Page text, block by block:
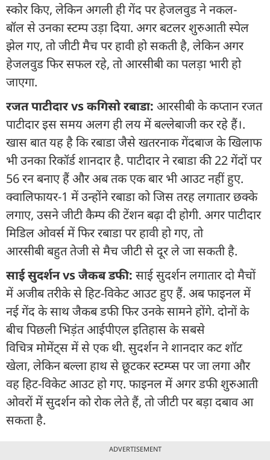
स्कोर किए, लेकिन अगली ही गेंद पर हेजलवुड ने नकल-
बॉल से उनका स्टम्प उड़ा दिया. अगर बटलर शुरुआती स्पेल
झेल गए, तो जीटी मैच पर हावी हो सकती है, लेकिन अगर
हेजलवुड फिर सफल रहे, तो आरसीबी का पलड़ा भारी हो
जाएगा.
रजत पाटीदार vs कगिसो रबाडा: आरसीबी के कप्तान रजत
पाटीदार इस समय अलग ही लय में बल्लेबाजी कर रहे हैं।.
खास बात यह है कि रबाडा जैसे खतरनाक गेंदबाज के खिलाफ
भी उनका रिकॉर्ड शानदार है. पाटीदार ने रबाडा की 22 गेंदों पर
56 रन बनाए हैं और अब तक एक बार भी आउट नहीं हुए.
क्वालिफायर-1 में उन्होंने रबाडा को जिस तरह लगातार छक्के
लगाए, उसने जीटी कैम्प की टेंशन बढ़ा दी होगी. अगर पाटीदार
मिडिल ओवर्स में फिर रबाडा पर हावी हो गए, तो
आरसीबी बहुत तेजी से मैच जीटी से दूर ले जा सकती है.
साई सुदर्शन vs जैकब डफी: साई सुदर्शन लगातार दो मैचों
में अजीब तरीके से हिट-विकेट आउट हुए हैं. अब फाइनल में
नई गेंद के साथ जैकब डफी फिर उनके सामने होंगे. दोनों के
बीच पिछली भिड़ंत आईपीएल इतिहास के सबसे
विचित्र मोमेंट्स में से एक थी. सुदर्शन ने शानदार कट शॉट
खेला, लेकिन बल्ला हाथ से छूटकर स्टम्प्स पर जा लगा और
वह हिट-विकेट आउट हो गए. फाइनल में अगर डफी शुरुआती
ओवरों में सुदर्शन को रोक लेते हैं, तो जीटी पर बड़ा दबाव आ
सकता है.
ADVERTISEMENT